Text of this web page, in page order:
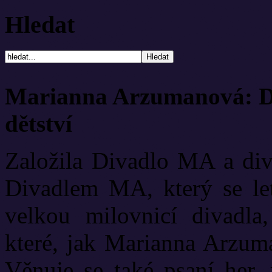
Hledat
Marianna Arzumanová:
dětství
Založila Divadlo MA a
Divadlem MA, který se
velkou milovnicí
které, jak Marianna